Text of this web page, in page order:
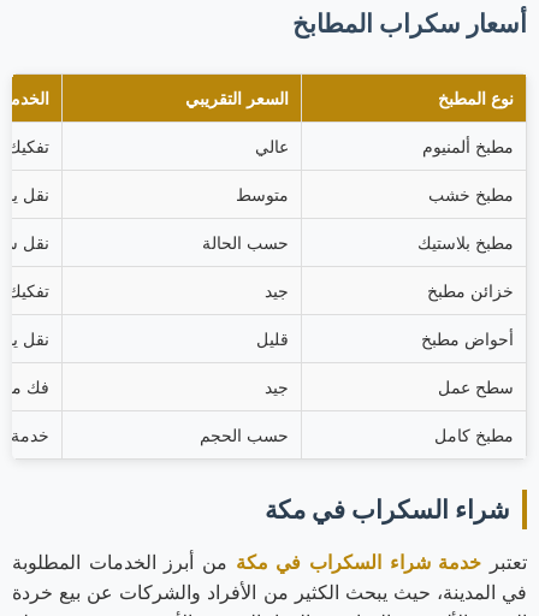
أسعار سكراب المطابخ
نوع المطبخ السعر التقريبي
مطبخ ألمنيوم عالي تفكيك
مطبخ خشب متوسط نقل
مطبخ بلاستيك حسب الحالة نقل
خزائن مطبخ جيد تفكيك
أحواض مطبخ قليل نقل
سطح عمل جيد فك
مطبخ كامل حسب الحجم خدمة
شراء السكراب في مكة
تعتبر خدمة شراء السكراب في مكة من أبرز الخدمات المطلوبة
في المدينة، حيث يبحث الكثير من الأفراد والشركات عن بيع خردة